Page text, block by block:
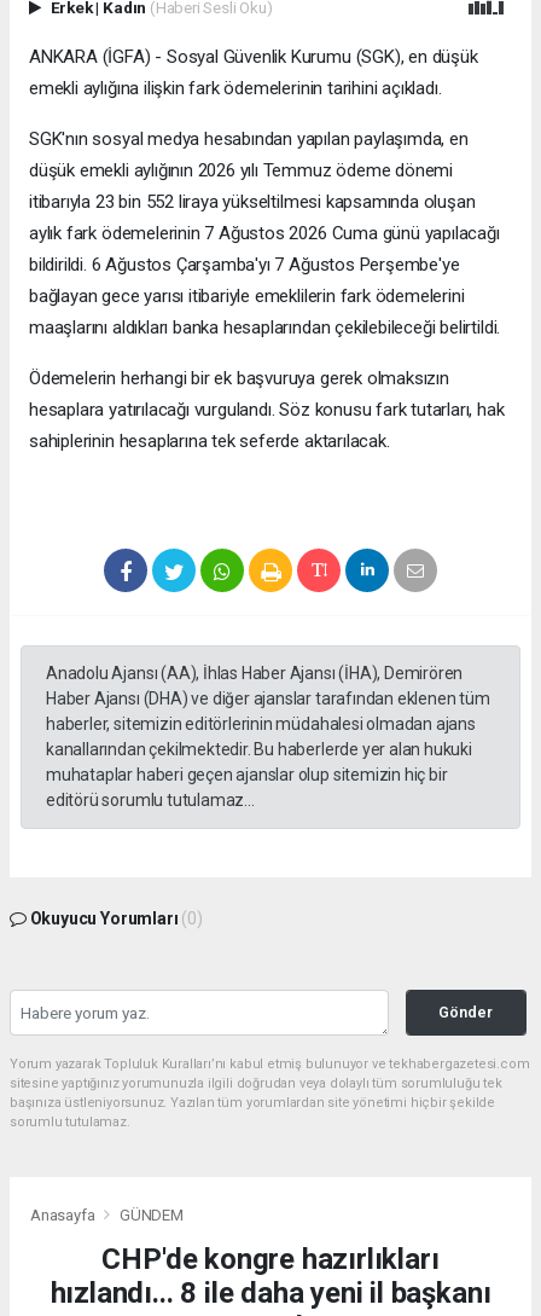
Erkek| Kadın (Haberi Sesli Oku)
ANKARA (İGFA) - Sosyal Güvenlik Kurumu (SGK), en düşük
emekli aylığına ilişkin fark ödemelerinin tarihini açıkladı.
SGK'nın sosyal medya hesabından yapılan paylaşımda, en
düşük emekli aylığının 2026 yılı Temmuz ödeme dönemi
itibarıyla 23 bin 552 liraya yükseltilmesi kapsamında oluşan
aylık fark ödemelerinin 7 Ağustos 2026 Cuma günü yapılacağı
bildirildi. 6 Ağustos Çarşamba'yı 7 Ağustos Perşembe'ye
bağlayan gece yarısı itibariyle emeklilerin fark ödemelerini
maaşlarını aldıkları banka hesaplarından çekilebileceği belirtildi.
Ödemelerin herhangi bir ek başvuruya gerek olmaksızın
hesaplara yatırılacağı vurgulandı. Söz konusu fark tutarları, hak
sahiplerinin hesaplarına tek seferde aktarılacak.
Anadolu Ajansı (AA), İhlas Haber Ajansı (İHA), Demirören
Haber Ajansı (DHA) ve diğer ajanslar tarafından eklenen tüm
haberler, sitemizin editörlerinin müdahalesi olmadan ajans
kanallarından çekilmektedir. Bu haberlerde yer alan hukuki
muhataplar haberi geçen ajanslar olup sitemizin hiç bir
editörü sorumlu tutulamaz...
Okuyucu Yorumları (0)
Gönder
Yorum yazarak Topluluk Kuralları’nı kabul etmiş bulunuyor ve tekhabergazetesi.com
sitesine yaptığınız yorumunuzla ilgili doğrudan veya dolaylı tüm sorumluluğu tek
başınıza üstleniyorsunuz. Yazılan tüm yorumlardan site yönetimi hiçbir şekilde
sorumlu tutulamaz.
Anasayfa GÜNDEM
CHP'de kongre hazırlıkları
hızlandı... 8 ile daha yeni il başkanı